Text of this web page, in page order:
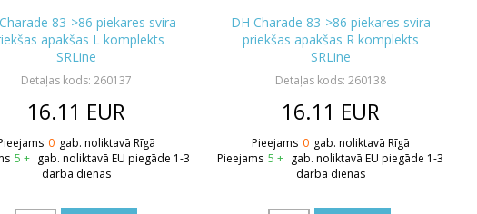
83->86 piekares svira
apakšas L komplekts
SRLine
Detaļas kods: 260137
16.11 EUR
0 gab. noliktavā Rīgā
5 + gab. noliktavā EU piegāde 1-3
darba dienas
DH Charade 83->86 piekares svira
priekšas apakšas R komplekts
SRLine
Detaļas kods: 260138
16.11 EUR
Pieejams 0 gab. noliktavā Rīgā
Pieejams 5 + gab. noliktavā EU piegāde 1-3
darba dienas